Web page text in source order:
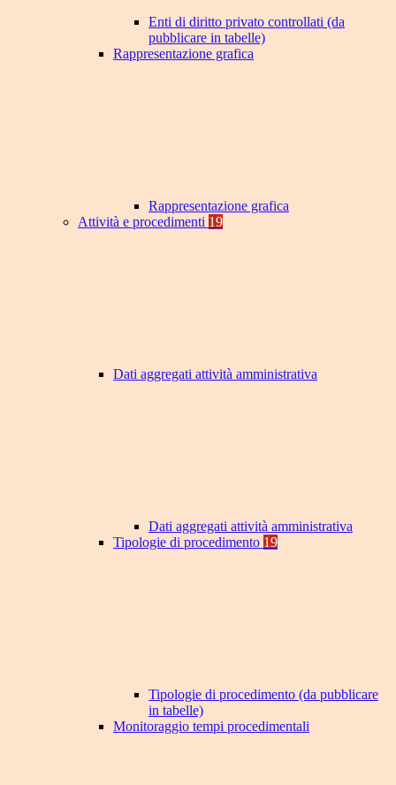
Enti di diritto privato controllati (da
pubblicare in tabelle)
Rappresentazione grafica
Rappresentazione grafica
Attività e procedimenti 19
Dati aggregati attività amministrativa
Dati aggregati attività amministrativa
Tipologie di procedimento 19
Tipologie di procedimento (da pubblicare
in tabelle)
Monitoraggio tempi procedimentali